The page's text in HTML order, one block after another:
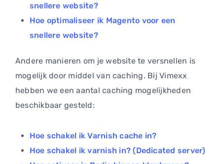
snellere website?
Hoe optimaliseer ik Magento voor een
snellere website?
Andere manieren om je website te versnellen is
mogelijk door middel van caching. Bij Vimexx
hebben we een aantal caching mogelijkheden
beschikbaar gesteld:
Hoe schakel ik Varnish cache in?
Hoe schakel ik varnish in? (Dedicated server)